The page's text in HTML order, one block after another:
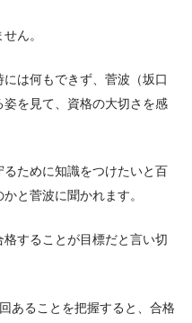
ん。
は何もできず、菅波（坂口
を見て、資格の大切さを感
ために知識をつけたいと百
と菅波に聞かれます。
することが目標だと言い切
あることを把握すると、合格